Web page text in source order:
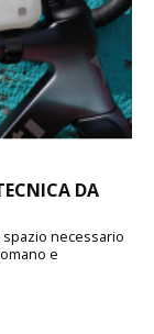
DA
spazio necessario
e